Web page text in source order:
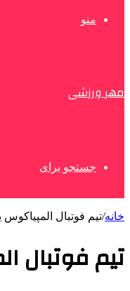
منو
مهر ورزشی
جستجو برای
خانه/تیم فوتبال المپیاکوس
تیم فوتبال